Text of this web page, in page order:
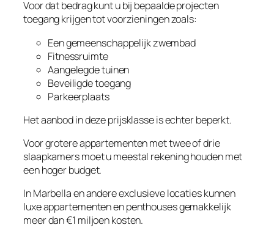
Voor dat bedrag kunt u bij bepaalde projecten
toegang krijgen tot voorzieningen zoals:
Een gemeenschappelijk zwembad
Fitnessruimte
Aangelegde tuinen
Beveiligde toegang
Parkeerplaats
Het aanbod in deze prijsklasse is echter beperkt.
Voor grotere appartementen met twee of drie
slaapkamers moet u meestal rekening houden met
een hoger budget.
In Marbella en andere exclusieve locaties kunnen
luxe appartementen en penthouses gemakkelijk
meer dan €1 miljoen kosten.